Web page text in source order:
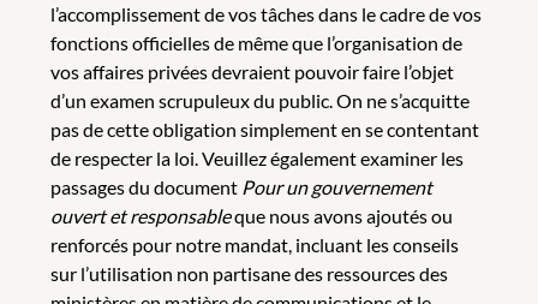
l’accomplissement de vos tâches dans le cadre de vos
fonctions officielles de même que l’organisation de
vos affaires privées devraient pouvoir faire l’objet
d’un examen scrupuleux du public. On ne s’acquitte
pas de cette obligation simplement en se contentant
de respecter la loi. Veuillez également examiner les
passages du document Pour un gouvernement
ouvert et responsableque nous avons ajoutés ou
renforcés pour notre mandat, incluant les conseils
sur l’utilisation non partisane des ressources des